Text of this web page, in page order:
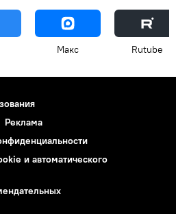
Макс Rutube
Реклама
и автоматического